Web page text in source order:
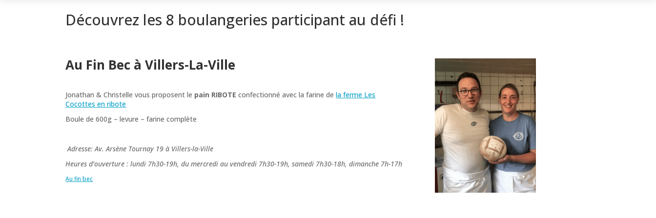
Découvrez les 8 boulangeries participant au défi !
Au Fin Bec à Villers-La-Ville
Jonathan & Christelle vous proposent le pain RIBOTE confectionné avec la farine dela ferme Les
Cocottes en ribote
Boule de 600g – levure – farine complète
Adresse: Av. Arsène Tournay 19 à Villers-la-Ville
Heures d’ouverture : lundi 7h30-19h, du mercredi au vendredi 7h30-19h, samedi 7h30-18h, dimanche 7h-17h
Au fin bec